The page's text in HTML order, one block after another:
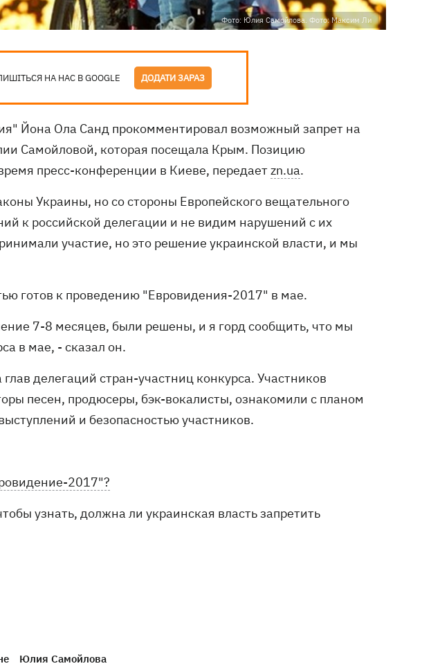
Фото: Юлия Самойлова. Фото: Максим Ли
НА НАС В GOOGLE ДОДАТИ ЗАРАЗ
Йона Ола Санд прокомментировал возможный запрет на
Самойловой, которая посещала Крым. Позицию
пресс-конференции в Киеве, передаетzn.ua.
Украины, но со стороны Европейского вещательного
к российской делегации и не видим нарушений с их
участие, но это решение украинской власти, и мы
готов к проведению "Евровидения-2017" в мае.
7-8 месяцев, были решены, и я горд сообщить, что мы
в мае, - сказал он.
делегаций стран-участниц конкурса. Участников
песен, продюсеры, бэк-вокалисты, ознакомили с планом
и безопасностью участников.
2017"?
узнать, должна ли украинская власть запретить
Юлия Самойлова